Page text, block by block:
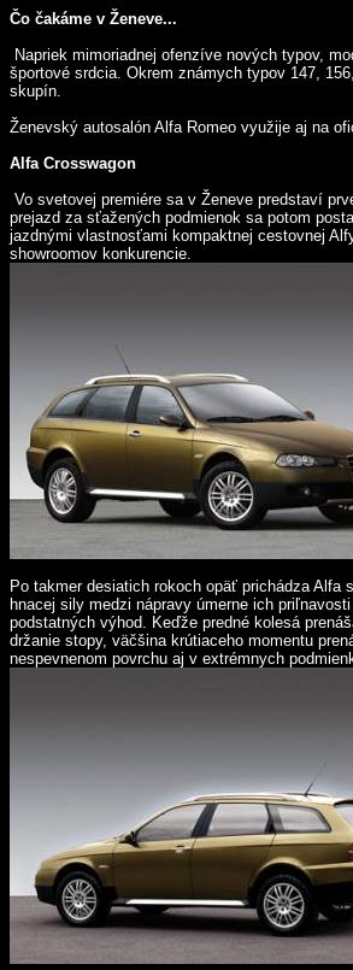
Čo čakáme v Ženeve...
Napriek mimoriadnej ofenzíve nových typov,
športové srdcia. Okrem známych typov 147,
skupín.
Ženevský autosalón Alfa Romeo využije aj na
Alfa Crosswagon
Vo svetovej premiére sa v Ženeve predstaví
prejazd za sťažených podmienok sa potom
jazdnými vlastnosťami kompaktnej cestovnej
showroomov konkurencie.
Po takmer desiatich rokoch opäť prichádza
hnacej sily medzi nápravy úmerne ich
podstatných výhod. Keďže predné kolesá
držanie stopy, väčšina krútiaceho momentu
nespevnenom povrchu aj v extrémnych